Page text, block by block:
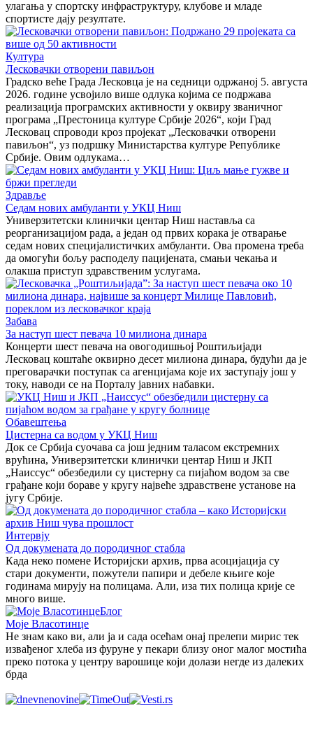
улагања у спортску инфраструктуру, клубове и младе
спортисте дају резултате.
Култура
Лесковачки отворени павиљон
Градско веће Града Лесковца је на седници одржаној 5. августа
2026. године усвојило више одлука којима се подржава
реализација програмских активности у оквиру званичног
програма „Престоница културе Србије 2026“, који Град
Лесковац спроводи кроз пројекат „Лесковачки отворени
павиљон“, уз подршку Министарства културе Републике
Србије. Овим одлукама…
Здравље
Седам нових амбуланти у УКЦ Ниш
Универзитетски клинички центар Ниш наставља са
реорганизацијом рада, а један од првих корака је отварање
седам нових специјалистичких амбуланти. Ова промена треба
да омогући бољу расподелу пацијената, смањи чекања и
олакша приступ здравственим услугама.
Забава
За наступ шест певача 10 милиона динара
Концерти шест певача на овогодишњој Роштиљијади
Лесковац коштаће оквирно десет милиона динара, будући да је
преговарачки поступак са агенцијама које их заступају још у
току, наводи се на Порталу јавних набавки.
Обавештења
Цистерна са водом у УКЦ Ниш
Док се Србија суочава са још једним таласом екстремних
врућина, Универзитетски клинички центар Ниш и ЈКП
„Наиссус“ обезбедили су цистерну са пијаћом водом за све
грађане који бораве у кругу највеће здравствене установе на
југу Србије.
Интервју
Од докумената до породичног стабла
Када неко помене Историјски архив, прва асоцијација су
стари документи, пожутели папири и дебеле књиге које
годинама мирују на полицама. Али, иза тих полица крије се
много више.
Блог
Моје Власотинце
Не знам како ви, али ја и сада осећам онај прелепи мирис тек
извађеног хлеба из фуруне у пекари близу оног малог мостића
преко потока у центру варошице који долази негде из далеких
брда